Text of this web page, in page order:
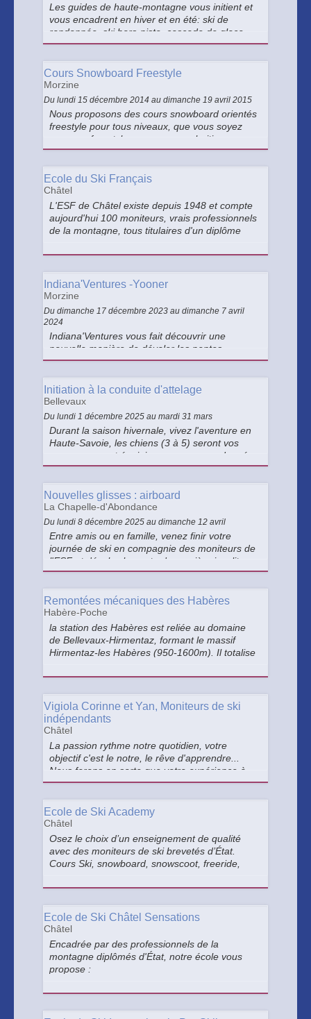
Les guides de haute-montagne vous initient et
vous encadrent en hiver et en été: ski de
randonnée, ski hors-piste, cascade de glace,
splitboard ainsi qu'escalade, via ferrata,
Françaises et Suisses.
Cours Snowboard Freestyle
Morzine
Du lundi 15 décembre 2014 au dimanche 19 avril 2015
Nous proposons des cours snowboard orientés
freestyle pour tous niveaux, que vous soyez
nouveau freestyler, que vous souhaitiez
parfaire vos techniques en halfpipe ou
Ecole du Ski Français
Châtel
L'ESF de Châtel existe depuis 1948 et compte
aujourd'hui 100 moniteurs, vrais professionnels
de la montagne, tous titulaires d'un diplôme
Indiana'Ventures -Yooner
Morzine
Du dimanche 17 décembre 2023 au dimanche 7 avril
2024
Indiana'Ventures vous fait découvrir une
nouvelle manière de dévaler les pentes
enneigées : Le Yooner. Des sensations
yooner est léger, maniable et confortable.
Initiation à la conduite d'attelage
Bellevaux
Du lundi 1 décembre 2025 au mardi 31 mars
Durant la saison hivernale, vivez l'aventure en
Haute-Savoie, les chiens (3 à 5) seront vos
compagnons et équipiers pour une randonnée
à travers les sapins enneigés. Fabrice et Cathy
d'attelage.
Nouvelles glisses : airboard
La Chapelle-d'Abondance
Du lundi 8 décembre 2025 au dimanche 12 avril
Entre amis ou en famille, venez finir votre
journée de ski en compagnie des moniteurs de
l'ESF et dévalez la pente de manière insolite en
airboard (1m25 minimum). Il est nécessaire
Remontées mécaniques des Habères
Habère-Poche
la station des Habères est reliée au domaine
de Bellevaux-Hirmentaz, formant le massif
Hirmentaz-les Habères (950-1600m). Il totalise
Vigiola Corinne et Yan, Moniteurs de ski
indépendants
Châtel
La passion rythme notre quotidien, votre
objectif c'est le notre, le rêve d'apprendre...
Nous ferons en sorte que votre expérience à
Châtel avec nous soit celle dont vous rêviez et
Ecole de Ski Academy
Châtel
Osez le choix d’un enseignement de qualité
avec des moniteurs de ski brevetés d’État.
Cours Ski, snowboard, snowscoot, freeride,
yooner, sortie nocturne, ski club.
Ecole de Ski Châtel Sensations
Châtel
Encadrée par des professionnels de la
montagne diplômés d'État, notre école vous
propose :